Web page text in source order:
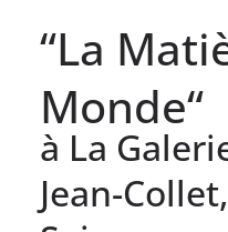
“La
Monde“
à La
Jean-